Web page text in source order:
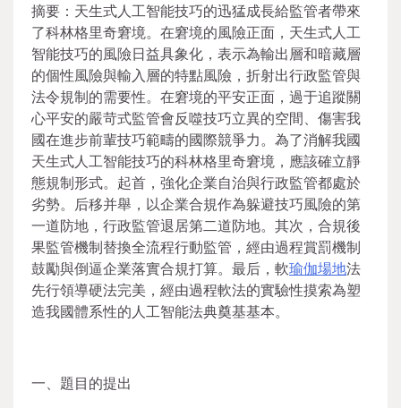
摘要：天生式人工智能技巧的迅猛成長給監管者帶來
了科林格里奇窘境。在窘境的風險正面，天生式人工
智能技巧的風險日益具象化，表示為輸出層和暗藏層
的個性風險與輸入層的特點風險，折射出行政監管與
法令規制的需要性。在窘境的平安正面，過于追蹤關
心平安的嚴苛式監管會反噬技巧立異的空間、傷害我
國在進步前輩技巧範疇的國際競爭力。為了消解我國
天生式人工智能技巧的科林格里奇窘境，應該確立靜
態規制形式。起首，強化企業自治與行政監管都處於
劣勢。后移并舉，以企業合規作為躲避技巧風險的第
一道防地，行政監管退居第二道防地。其次，合規後
果監管機制替換全流程行動監管，經由過程賞罰機制
鼓勵與倒逼企業落實合規打算。最后，軟瑜伽場地法
先行領導硬法完美，經由過程軟法的實驗性摸索為塑
造我國體系性的人工智能法典奠基基本。
一、題目的提出